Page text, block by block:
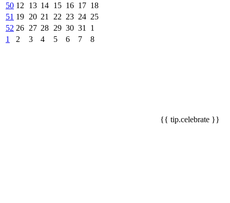
50 12 13 14 15 16 17 18
51 19 20 21 22 23 24 25
52 26 27 28 29 30 31
1
1
2 3 4 5 6 7 8
{{ tip.celebrate }}